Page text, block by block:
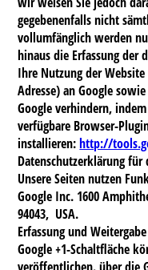
gegebenenfalls nicht
vollumfänglich werden
hinaus die Erfassung der
Ihre Nutzung der
Adresse) an Google
Google verhindern,
verfügbare Browser-
installieren:http://
Datenschutzerklärung für
Unsere Seiten nutzen
Google Inc. 1600
94043, USA.
Erfassung und
Google +1-Schaltfläche